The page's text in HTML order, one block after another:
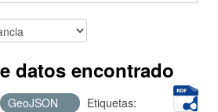
datos encontrado
GeoJSON
Etiquetas: